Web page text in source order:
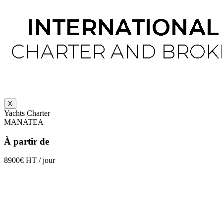
X
Yachts Charter
MANATEA
À partir de
8900€ HT / jour